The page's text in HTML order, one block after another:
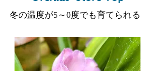
冬の温度が5～0度でも育てられる